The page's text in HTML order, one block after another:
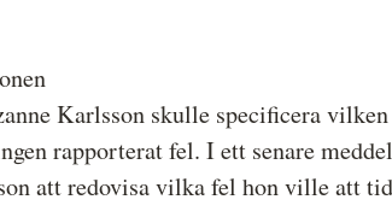
Karlsson skulle specificera
rapporterat fel. I ett senare
att redovisa vilka fel hon ville att